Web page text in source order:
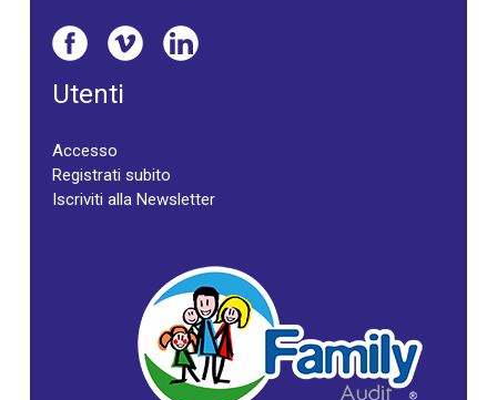
Utenti
Accesso
Registrati subito
Iscriviti alla Newsletter